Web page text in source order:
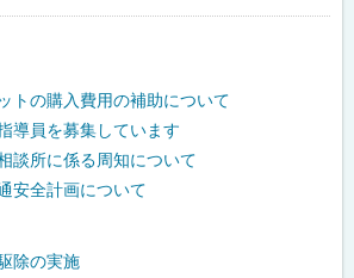
トの購入費用の補助について
導員を募集しています
談所に係る周知について
安全計画について
除の実施